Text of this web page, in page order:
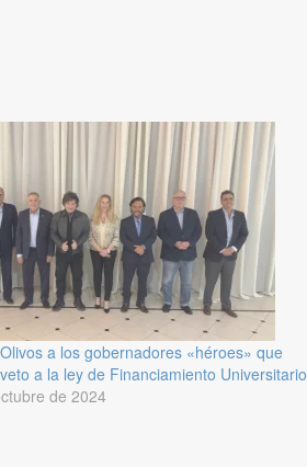
a los gobernadores «héroes» que
a la ley de Financiamiento Universitario
de 2024